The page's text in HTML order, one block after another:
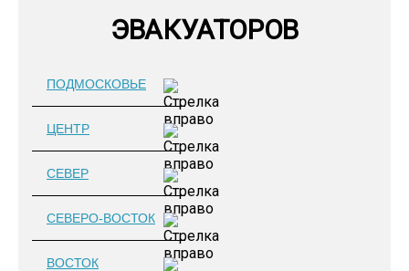
ЭВАКУАТОРОВ
ПОДМОСКОВЬЕ
ЦЕНТР
СЕВЕР
СЕВЕРО-ВОСТОК
ВОСТОК